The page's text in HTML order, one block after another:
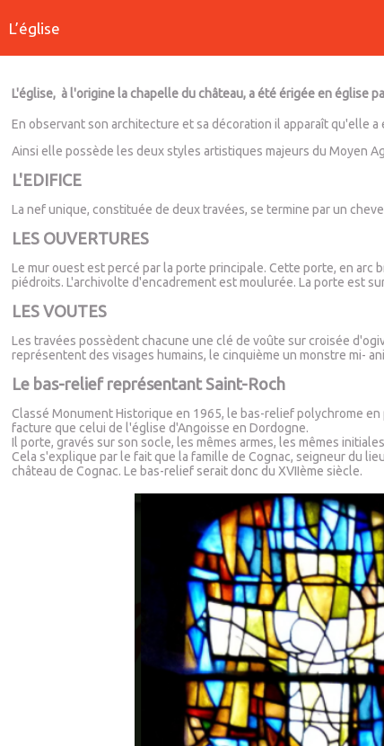
L’église
L'église, à l'origine la chapelle du château, a été érigée en église
En observant son architecture et sa décoration il apparaît qu'elle a
Ainsi elle possède les deux styles artistiques majeurs du Moyen
L'EDIFICE
La nef unique, constituée de deux travées, se termine par un
LES OUVERTURES
Le mur ouest est percé par la porte principale. Cette porte, en
piédroits. L'archivolte d'encadrement est moulurée. La porte est
LES VOUTES
Les travées possèdent chacune une clé de voûte sur croisée
représentent des visages humains, le cinquième un monstre mi-
Le bas-relief représentant Saint-Roch
Classé Monument Historique en 1965, le bas-relief polychrome
facture que celui de l'église d'Angoisse en Dordogne.
Il porte, gravés sur son socle, les mêmes armes, les mêmes
Cela s'explique par le fait que la famille de Cognac, seigneur du
château de Cognac. Le bas-relief serait donc du XVIIème siècle.